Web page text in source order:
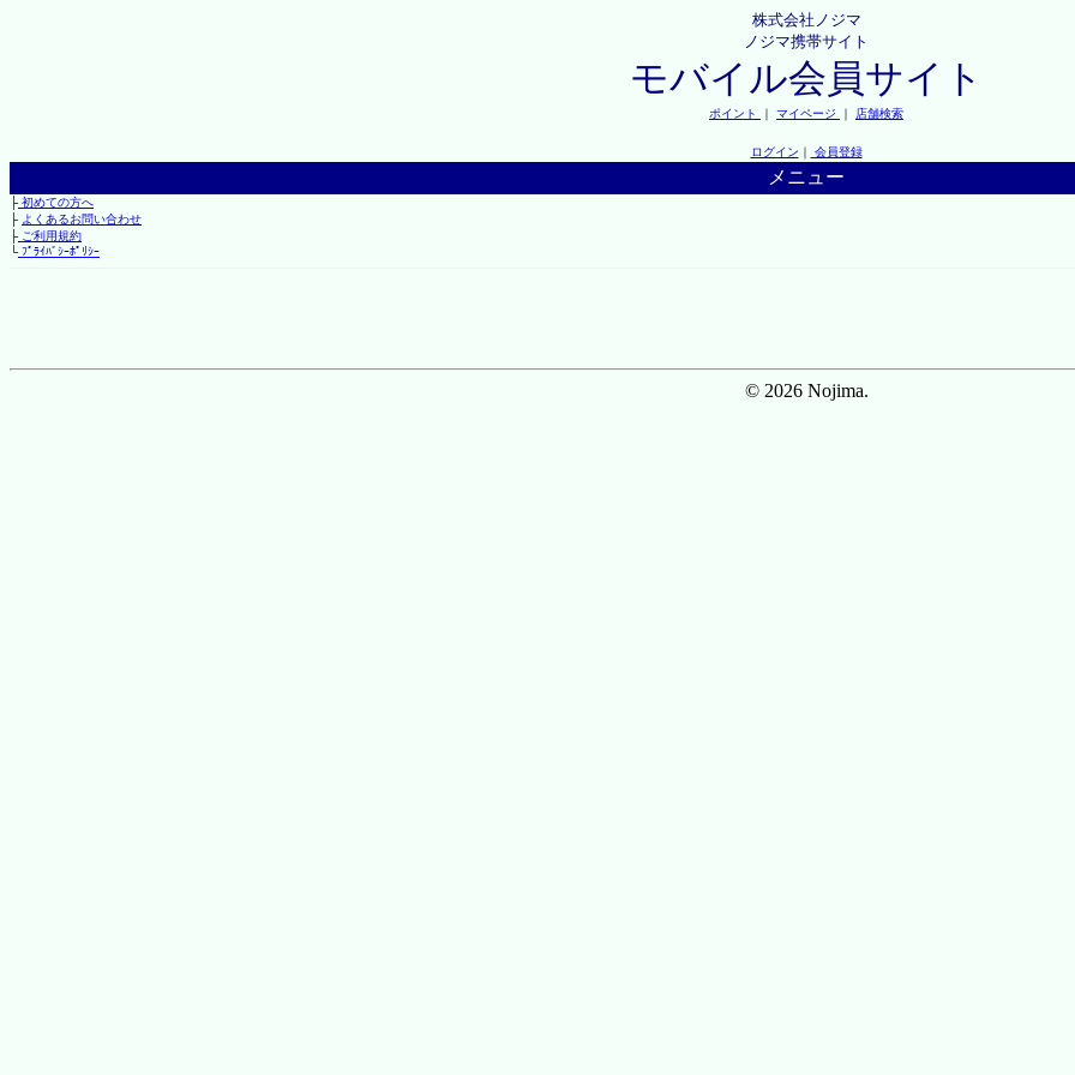
株式会社ノジマ
ノジマ携帯サイト
モバイル会員サイト
ポイント ｜ マイページ ｜ 店舗検索
ログイン ｜ 会員登録
メニュー
├初めての方へ
├ よくあるお問い合わせ
├ご利用規約
└ﾌﾟﾗｲﾊﾞｼｰﾎﾟﾘｼｰ
© 2026 Nojima.